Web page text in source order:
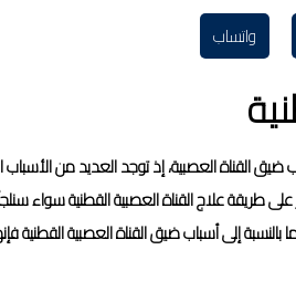
واتساب
القناة العصبية، إذ توجد العديد من
طريقة علاج القناة العصبية القطنية سواء
بالنسبة إلى أسباب ضيق القناة العصبية القطنية